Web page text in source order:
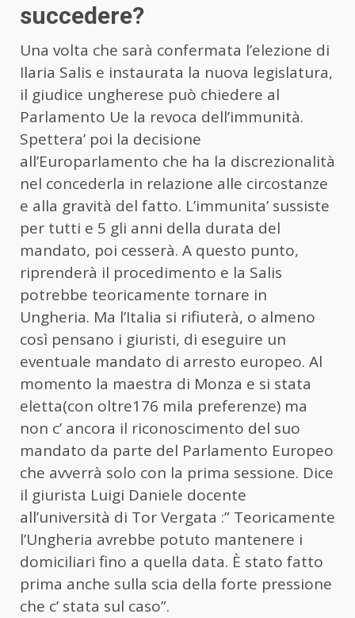
succedere?
Una volta che sarà confermata l’elezione di
Ilaria Salis e instaurata la nuova legislatura,
il giudice ungherese può chiedere al
Parlamento Ue la revoca dell’immunità.
Spettera’ poi la decisione
all’Europarlamento che ha la discrezionalità
nel concederla in relazione alle circostanze
e alla gravità del fatto. L’immunita’ sussiste
per tutti e 5 gli anni della durata del
mandato, poi cesserà. A questo punto,
riprenderà il procedimento e la Salis
potrebbe teoricamente tornare in
Ungheria. Ma l’Italia si rifiuterà, o almeno
così pensano i giuristi, di eseguire un
eventuale mandato di arresto europeo. Al
momento la maestra di Monza e si stata
eletta(con oltre176 mila preferenze) ma
non c’ ancora il riconoscimento del suo
mandato da parte del Parlamento Europeo
che avverrà solo con la prima sessione. Dice
il giurista Luigi Daniele docente
all’università di Tor Vergata :” Teoricamente
l’Ungheria avrebbe potuto mantenere i
domiciliari fino a quella data. È stato fatto
prima anche sulla scia della forte pressione
che c’ stata sul caso”.